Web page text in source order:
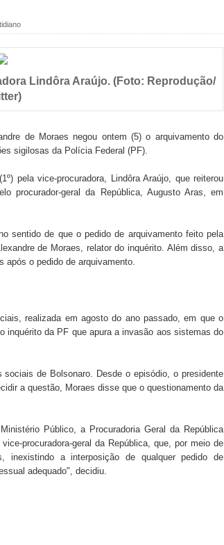
de Sapé em 2026
deve atrair grande público
e CRAS de Sapé
em Brasília
em Guarabira
de Denise Ribeiro à
qualificação dos serviços do
repudiável revolta
e afirma que parcelamentos
Lindôra Araújo. (Foto: Reprodução/
de Moraes negou ontem (5) o arquivamento do
sigilosas da Polícia Federal (PF).
pela vice-procuradora, Lindôra Araújo, que reiterou
procurador-geral da República, Augusto Aras, em
sentido de que o pedido de arquivamento feito pela
de Moraes, relator do inquérito. Além disso, a
após o pedido de arquivamento.
realizada em agosto do ano passado, em que o
inquérito da PF que apura a invasão aos sistemas do
de Bolsonaro. Desde o episódio, o presidente
a questão, Moraes disse que o questionamento da
Público, a Procuradoria Geral da República
procuradora-geral da República, que, por meio de
inexistindo a interposição de qualquer pedido de
adequado", decidiu.